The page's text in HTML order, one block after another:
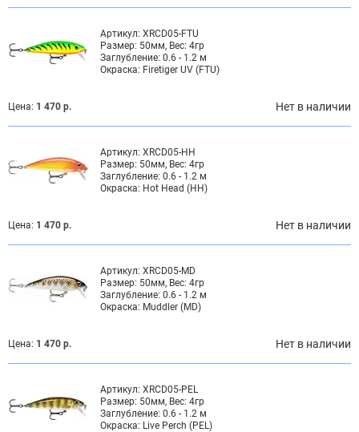
Артикул: XRCD05-FTU
Размер: 50мм, Вес: 4гр
Заглубление: 0.6 - 1.2 м
Окраска: Firetiger UV (FTU)
Цена: 1 470 р. Нет в наличии
Артикул: XRCD05-HH
Размер: 50мм, Вес: 4гр
Заглубление: 0.6 - 1.2 м
Окраска: Hot Head (HH)
Цена: 1 470 р. Нет в наличии
Артикул: XRCD05-MD
Размер: 50мм, Вес: 4гр
Заглубление: 0.6 - 1.2 м
Окраска: Muddler (MD)
Цена: 1 470 р. Нет в наличии
Артикул: XRCD05-PEL
Размер: 50мм, Вес: 4гр
Заглубление: 0.6 - 1.2 м
Окраска: Live Perch (PEL)